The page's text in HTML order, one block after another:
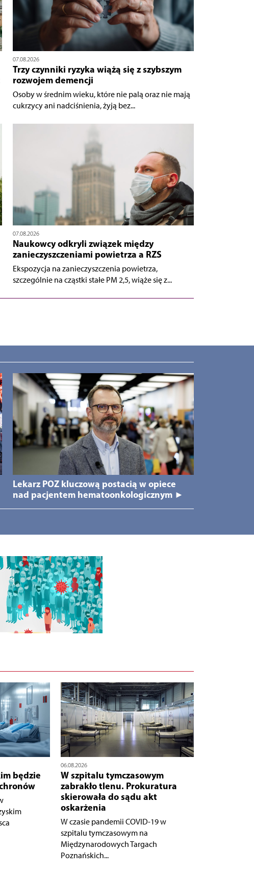
07.08.2026
Trzy czynniki ryzyka wiążą się z szybszym
rozwojem demencji
Osoby w średnim wieku, które nie palą oraz nie mają
cukrzycy ani nadciśnienia, żyją bez...
07.08.2026
Naukowcy odkryli związek między
zanieczyszczeniami powietrza a RZS
Ekspozycja na zanieczyszczenia powietrza,
szczególnie na cząstki stałe PM 2,5, wiąże się z...
Lekarz POZ kluczową postacią w opiece
nad pacjentem hematoonkologicznym ►
będzie
06.08.2026
W szpitalu tymczasowym
zabrakło tlenu. Prokuratura
skierowała do sądu akt
oskarżenia
W czasie pandemii COVID-19 w
szpitalu tymczasowym na
Międzynarodowych Targach
Poznańskich...